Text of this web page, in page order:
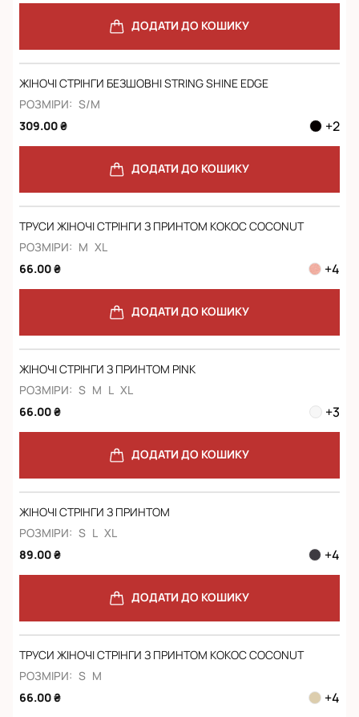
ДОДАТИ ДО КОШИКУ
ЖІНОЧІ СТРІНГИ БЕЗШОВНІ STRING SHINE EDGE
РОЗМІРИ: S/M
309.00 ₴
+2
ДОДАТИ ДО КОШИКУ
ТРУСИ ЖІНОЧІ СТРІНГИ З ПРИНТОМ КОКОС COCONUT
РОЗМІРИ: M XL
66.00 ₴
+4
ДОДАТИ ДО КОШИКУ
ЖІНОЧІ СТРІНГИ З ПРИНТОМ PINK
РОЗМІРИ: S M L XL
66.00 ₴
+3
ДОДАТИ ДО КОШИКУ
ЖІНОЧІ СТРІНГИ З ПРИНТОМ
РОЗМІРИ: S L XL
89.00 ₴
+4
ДОДАТИ ДО КОШИКУ
ТРУСИ ЖІНОЧІ СТРІНГИ З ПРИНТОМ КОКОС COCONUT
РОЗМІРИ: S M
66.00 ₴
+4